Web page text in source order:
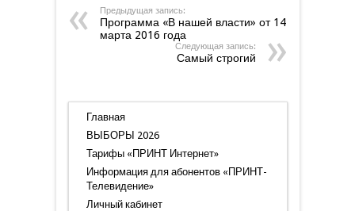
Предыдущая запись:
Программа «В нашей власти» от 14
марта 2016 года
Следующая запись:
Самый строгий
Главная
ВЫБОРЫ 2026
Тарифы «ПРИНТ Интернет»
Информация для абонентов «ПРИНТ-
Телевидение»
Личный кабинет